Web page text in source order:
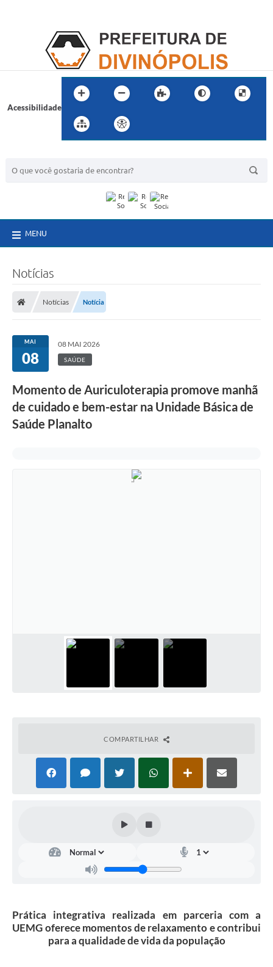
Acessibilidade
MENU
Notícias
Notícias Notícia
MAI
08
08 MAI 2026
SAÚDE
Momento de Auriculoterapia promove manhã
de cuidado e bem-estar na Unidade Básica de
Saúde Planalto
COMPARTILHAR
Prática integrativa realizada em parceria com a
UEMG oferece momentos de relaxamento e contribui
para a qualidade de vida da população